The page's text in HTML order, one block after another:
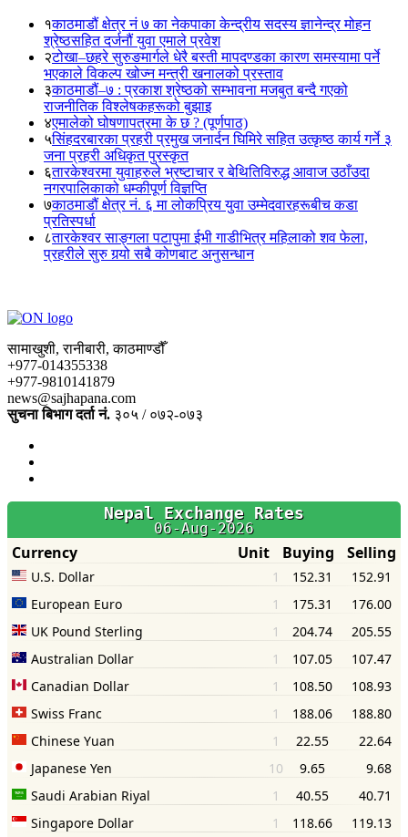
१काठमाडौं क्षेत्र नं ७ का नेकपाका केन्द्रीय सदस्य ज्ञानेन्द्र मोहन
श्रेष्ठसहित दर्जनौं युवा एमाले प्रवेश
२टोखा–छहरे सुरुङमार्गले धेरै बस्ती मापदण्डका कारण समस्यामा पर्ने
भएकाले विकल्प खोज्न मन्त्री खनालको प्रस्ताव
३काठमाडौं–७ : प्रकाश श्रेष्ठको सम्भावना मजबुत बन्दै गएको
राजनीतिक विश्लेषकहरूको बुझाइ
४एमालेको घोषणापत्रमा के छ ? (पूर्णपाठ)
५सिंहदरबारका प्रहरी प्रमुख जनार्दन घिमिरे सहित उत्कृष्ठ कार्य गर्ने ३
जना प्रहरी अधिकृत पुरस्कृत
६तारकेश्वरमा युवाहरुले भ्रष्टाचार र बेथितिविरुद्ध आवाज उठाँउदा
नगरपालिकाको धम्कीपूर्ण विज्ञप्ति
७काठमाडौं क्षेत्र नं. ६ मा लोकप्रिय युवा उम्मेदवारहरूबीच कडा
प्रतिस्पर्धा
८तारकेश्वर साङ्गला पटापुमा ईभी गाडीभित्र महिलाको शव फेला,
प्रहरीले सुरु गर्‍यो सबै कोणबाट अनुसन्धान
सामाखुशी, रानीबारी, काठमाण्डौँ
+977-014355338
+977-9810141879
news@sajhapana.com
सुचना बिभाग दर्ता नं. ३०५ / ०७२-०७३